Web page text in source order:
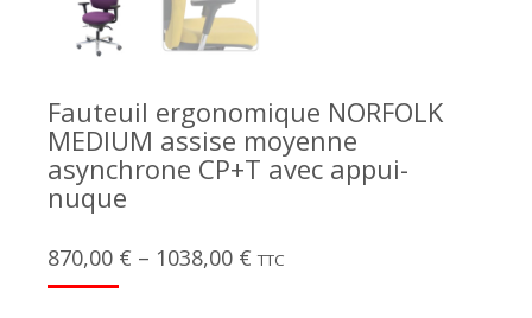
Fauteuil ergonomique NORFOLK
MEDIUM assise moyenne
asynchrone CP+T avec appui-
nuque
870,00 € – 1038,00 € TTC